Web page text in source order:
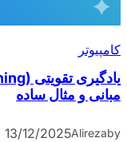
کامپیوتر
مبانی و مثال ساده
by
Alireza
13/12/2025